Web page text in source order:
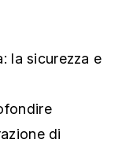
la sicurezza e
di